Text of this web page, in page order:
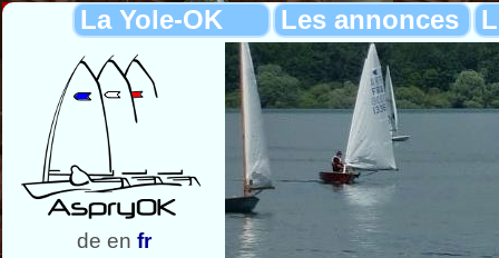
La Yole-OK Les annonces
de en fr